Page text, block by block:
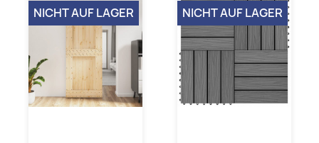
NICHT AUF LAGER NICHT AUF LAGER